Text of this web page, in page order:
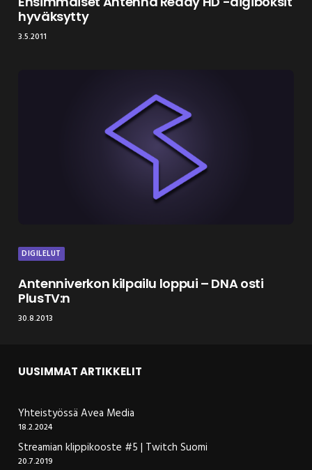
hyväksytty
3.5.2011
DIGILELUT
Antenniverkon kilpailu loppui – DNA osti
PlusTV:n
30.8.2013
UUSIMMAT ARTIKKELIT
Yhteistyössä Avea Media
18.2.2024
Streamian klippikooste #5 | Twitch Suomi
20.7.2019